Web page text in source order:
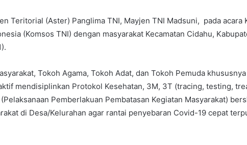
Teritorial (Aster) Panglima TNI, Mayjen TNI Madsuni, pada acara
(Komsos TNI) dengan masyarakat Kecamatan Cidahu,
Tokoh Agama, Tokoh Adat, dan Tokoh Pemuda
mendisiplinkan Protokol Kesehatan, 3M, 3T (tracing, testing,
Pemberlakuan Pembatasan Kegiatan Masyarakat)
di Desa/Kelurahan agar rantai penyebaran Covid-19 cepat